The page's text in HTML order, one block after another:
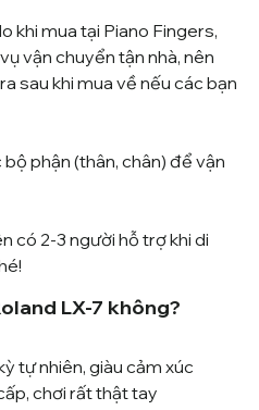
khi mua tại Piano Fingers,
vận chuyển tận nhà, nên
sau khi mua về nếu các bạn
phận (thân, chân) để vận
có 2-3 người hỗ trợ khi di
LX-7 không?
tự nhiên, giàu cảm xúc
chơi rất thật tay